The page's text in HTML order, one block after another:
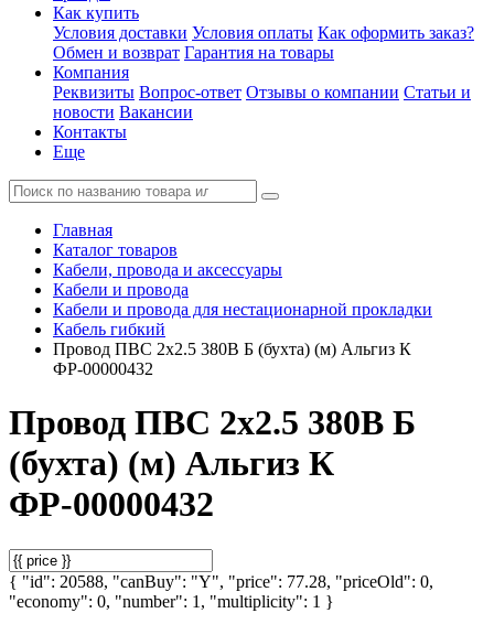
Как купить
Условия доставки Условия оплаты Как оформить заказ?
Обмен и возврат Гарантия на товары
Компания
Реквизиты Вопрос-ответ Отзывы о компании Статьи и
новости Вакансии
Контакты
Еще
Главная
Каталог товаров
Кабели, провода и аксессуары
Кабели и провода
Кабели и провода для нестационарной прокладки
Кабель гибкий
Провод ПВС 2х2.5 380В Б (бухта) (м) Альгиз К
ФР-00000432
Провод ПВС 2х2.5 380В Б
(бухта) (м) Альгиз К
ФР-00000432
{ "id": 20588, "canBuy": "Y", "price": 77.28, "priceOld": 0,
"economy": 0, "number": 1, "multiplicity": 1 }